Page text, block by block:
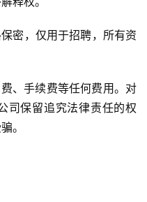
密，仅用于招聘，所有资
、手续费等任何费用。对
司保留追究法律责任的权
。